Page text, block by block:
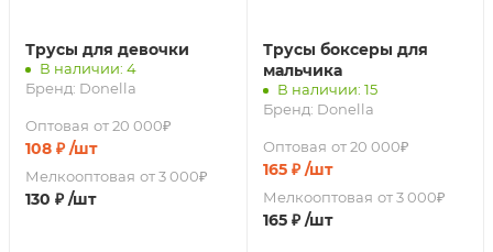
Трусы для девочки
В наличии: 4
Бренд: Donella
Оптовая от 20 000₽
108 ₽ /шт
Мелкооптовая от 3 000₽
130 ₽ /шт
Трусы боксеры для
мальчика
В наличии: 15
Бренд: Donella
Оптовая от 20 000₽
165₽ /шт
Мелкооптовая от 3 000₽
165₽ /шт